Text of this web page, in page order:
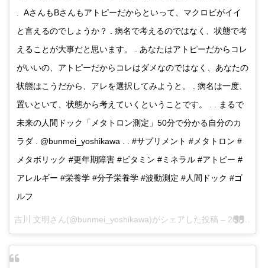
. AさんもBさんもアトピーだからといって、マクロビがイイ
と言えるのでしょうか？ . 病名で考えるのではなく、状態で考
えることが大事だと思います。 . あなたはアトピーだからコレ
がいいの、アトピーだからコレはダメなのではなく、あなたの
状態はこうだから、アレを選択してみようと。 . 病名は一度、
置いといて、状態から考えていくということです。 . . まるで
未来の人間ドック「メタトロン測定」50分で分かる自分のカ
ラダ . @bunmei_yoshikawa . . #サプリメント #メタトロン #
メタボリック #更年期障害 #ビタミン #ミネラル #アトピー #
アレルギー #栄養学 #分子栄養学 #波動測定 #人間ドック #ゴ
ルフ
吉川 文明さん(@bunmei_yoshikawa)がシェアした投稿 – 2017 5月 20 4:15午後 PDT